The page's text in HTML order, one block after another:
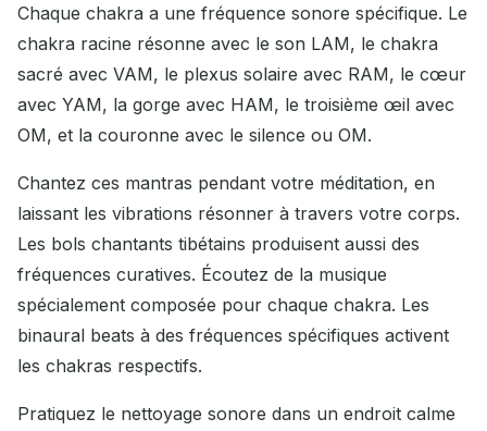
Chaque chakra a une fréquence sonore spécifique. Le
chakra racine résonne avec le son LAM, le chakra
sacré avec VAM, le plexus solaire avec RAM, le cœur
avec YAM, la gorge avec HAM, le troisième œil avec
OM, et la couronne avec le silence ou OM.
Chantez ces mantras pendant votre méditation, en
laissant les vibrations résonner à travers votre corps.
Les bols chantants tibétains produisent aussi des
fréquences curatives. Écoutez de la musique
spécialement composée pour chaque chakra. Les
binaural beats à des fréquences spécifiques activent
les chakras respectifs.
Pratiquez le nettoyage sonore dans un endroit calme